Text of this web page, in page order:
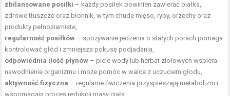
zbilansowane posiłki – każdy posiłek powinien zawierać białka,
zdrowe tłuszcze oraz błonnik, w tym chude mięso, ryby, orzechy oraz
produkty pełnoziarniste,
regularność posiłków – spożywanie jedzenia o stałych porach pomaga
kontrolować głód i zmniejsza pokusę podjadania,
odpowiednia ilość płynów – picie wody lub herbat ziołowych wspiera
nawodnienie organizmu i może pomóc w walce z uczuciem głodu,
aktywność fizyczna – regularne ćwiczenia przyspieszają metabolizm i
wspomagają proces redukcji masy ciała.